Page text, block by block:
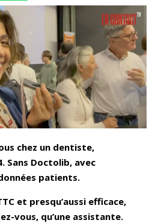
Facebook LinkedIn
Whatsapp
chez un dentiste,
Sans Doctolib, avec
patients.
et presqu’aussi efficace,
vous, qu’une assistante.